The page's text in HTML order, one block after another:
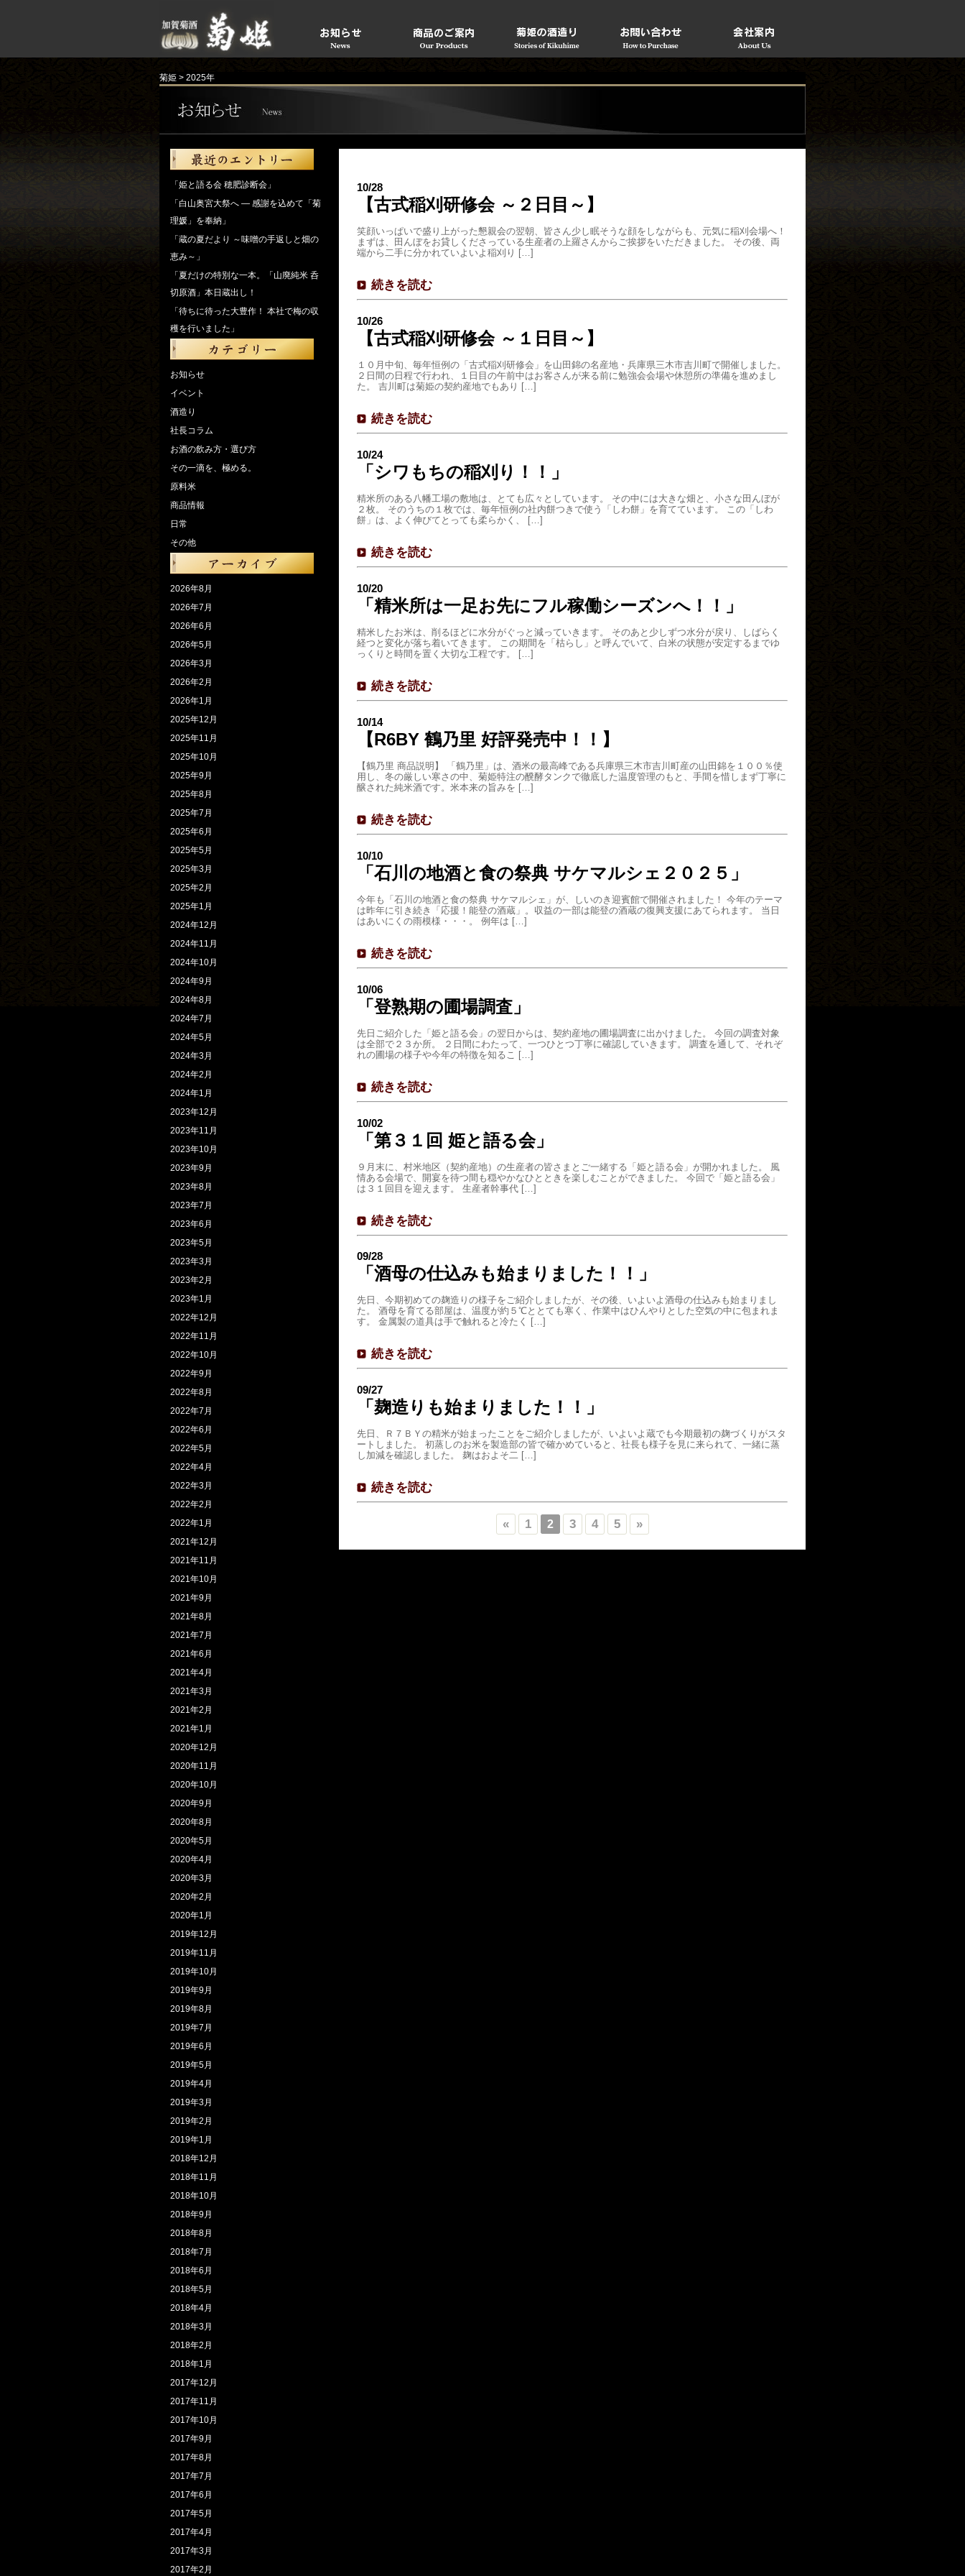
菊姫 > 2025年
10/28
【古式稲刈研修会 ～２日目～】
笑顔いっぱいで盛り上がった懇親会の翌朝、皆さん少し眠そうな顔をしながらも、元気に稲刈会場へ！
まずは、田んぼをお貸しくださっている生産者の上羅さんからご挨拶をいただきました。 その後、両
端から二手に分かれていよいよ稲刈り […]
続きを読む
10/26
【古式稲刈研修会 ～１日目～】
１０月中旬、毎年恒例の「古式稲刈研修会」を山田錦の名産地・兵庫県三木市吉川町で開催しました。
２日間の日程で行われ、１日目の午前中はお客さんが来る前に勉強会会場や休憩所の準備を進めまし
た。 吉川町は菊姫の契約産地でもあり […]
続きを読む
10/24
「シワもちの稲刈り！！」
精米所のある八幡工場の敷地は、とても広々としています。 その中には大きな畑と、小さな田んぼが
２枚。 そのうちの１枚では、毎年恒例の社内餅つきで使う「しわ餅」を育てています。 この「しわ
餅」は、よく伸びてとっても柔らかく、 […]
続きを読む
10/20
「精米所は一足お先にフル稼働シーズンへ！！」
精米したお米は、削るほどに水分がぐっと減っていきます。 そのあと少しずつ水分が戻り、しばらく
経つと変化が落ち着いてきます。 この期間を「枯らし」と呼んでいて、白米の状態が安定するまでゆ
っくりと時間を置く大切な工程です。 […]
続きを読む
10/14
【R6BY 鶴乃里 好評発売中！！】
【鶴乃里 商品説明】 「鶴乃里」は、酒米の最高峰である兵庫県三木市吉川町産の山田錦を１００％使
用し、冬の厳しい寒さの中、菊姫特注の醗酵タンクで徹底した温度管理のもと、手間を惜しまず丁寧に
醸された純米酒です。米本来の旨みを […]
続きを読む
10/10
「石川の地酒と食の祭典 サケマルシェ２０２５」
今年も「石川の地酒と食の祭典 サケマルシェ」が、しいのき迎賓館で開催されました！ 今年のテーマ
は昨年に引き続き「応援！能登の酒蔵」。収益の一部は能登の酒蔵の復興支援にあてられます。 当日
はあいにくの雨模様・・・。 例年は […]
続きを読む
10/06
「登熟期の圃場調査」
先日ご紹介した「姫と語る会」の翌日からは、契約産地の圃場調査に出かけました。 今回の調査対象
は全部で２３か所。 ２日間にわたって、一つひとつ丁寧に確認していきます。 調査を通して、それぞ
れの圃場の様子や今年の特徴を知るこ […]
続きを読む
10/02
「第３１回 姫と語る会」
９月末に、村米地区（契約産地）の生産者の皆さまとご一緒する「姫と語る会」が開かれました。 風
情ある会場で、開宴を待つ間も穏やかなひとときを楽しむことができました。 今回で「姫と語る会」
は３１回目を迎えます。 生産者幹事代 […]
続きを読む
09/28
「酒母の仕込みも始まりました！！」
先日、今期初めての麹造りの様子をご紹介しましたが、その後、いよいよ酒母の仕込みも始まりまし
た。 酒母を育てる部屋は、温度が約５℃ととても寒く、作業中はひんやりとした空気の中に包まれま
す。 金属製の道具は手で触れると冷たく […]
続きを読む
09/27
「麹造りも始まりました！！」
先日、Ｒ７ＢＹの精米が始まったことをご紹介しましたが、いよいよ蔵でも今期最初の麹づくりがスタ
ートしました。 初蒸しのお米を製造部の皆で確かめていると、社長も様子を見に来られて、一緒に蒸
し加減を確認しました。 麹はおよそ二 […]
続きを読む
« 1 2 3 4 5 »
「姫と語る会 穂肥診断会」
「白山奥宮大祭へ ― 感謝を込めて「菊
理媛」を奉納」
「蔵の夏だより ～味噌の手返しと畑の
恵み～」
「夏だけの特別な一本。「山廃純米 呑
切原酒」本日蔵出し！
「待ちに待った大豊作！ 本社で梅の収
穫を行いました」
お知らせ
イベント
酒造り
社長コラム
お酒の飲み方・選び方
その一滴を、極める。
原料米
商品情報
日常
その他
2026年8月
2026年7月
2026年6月
2026年5月
2026年3月
2026年2月
2026年1月
2025年12月
2025年11月
2025年10月
2025年9月
2025年8月
2025年7月
2025年6月
2025年5月
2025年3月
2025年2月
2025年1月
2024年12月
2024年11月
2024年10月
2024年9月
2024年8月
2024年7月
2024年5月
2024年3月
2024年2月
2024年1月
2023年12月
2023年11月
2023年10月
2023年9月
2023年8月
2023年7月
2023年6月
2023年5月
2023年3月
2023年2月
2023年1月
2022年12月
2022年11月
2022年10月
2022年9月
2022年8月
2022年7月
2022年6月
2022年5月
2022年4月
2022年3月
2022年2月
2022年1月
2021年12月
2021年11月
2021年10月
2021年9月
2021年8月
2021年7月
2021年6月
2021年4月
2021年3月
2021年2月
2021年1月
2020年12月
2020年11月
2020年10月
2020年9月
2020年8月
2020年5月
2020年4月
2020年3月
2020年2月
2020年1月
2019年12月
2019年11月
2019年10月
2019年9月
2019年8月
2019年7月
2019年6月
2019年5月
2019年4月
2019年3月
2019年2月
2019年1月
2018年12月
2018年11月
2018年10月
2018年9月
2018年8月
2018年7月
2018年6月
2018年5月
2018年4月
2018年3月
2018年2月
2018年1月
2017年12月
2017年11月
2017年10月
2017年9月
2017年8月
2017年7月
2017年6月
2017年5月
2017年4月
2017年3月
2017年2月